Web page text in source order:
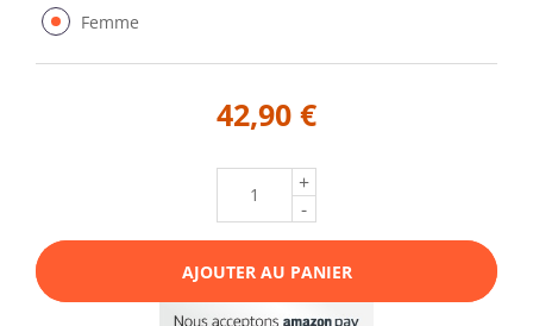
Femme
42,90 €
+
-
AJOUTER AU PANIER